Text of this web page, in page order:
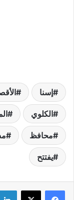
إسنا
الكلوي
محافظ
يفتتح